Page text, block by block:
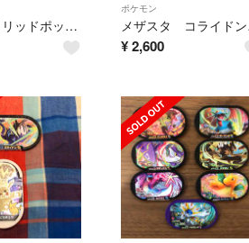
CLINIQUE リッドポップ アイシャドウ
ポケモン
メ
¥ 2,600